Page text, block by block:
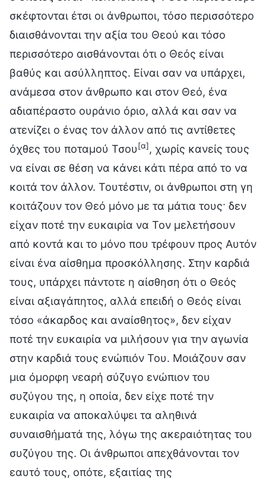
σκέφτονται έτσι οι άνθρωποι, τόσο περισσότερο
διαισθάνονται την αξία του Θεού και τόσο
περισσότερο αισθάνονται ότι ο Θεός είναι
βαθύς και ασύλληπτος. Είναι σαν να υπάρχει,
ανάμεσα στον άνθρωπο και στον Θεό, ένα
αδιαπέραστο ουράνιο όριο, αλλά και σαν να
ατενίζει ο ένας τον άλλον από τις αντίθετες
όχθες του ποταμού Τσου[α], χωρίς κανείς τους
να είναι σε θέση να κάνει κάτι πέρα από το να
κοιτά τον άλλον. Τουτέστιν, οι άνθρωποι στη γη
κοιτάζουν τον Θεό μόνο με τα μάτια τους· δεν
είχαν ποτέ την ευκαιρία να Τον μελετήσουν
από κοντά και το μόνο που τρέφουν προς Αυτόν
είναι ένα αίσθημα προσκόλλησης. Στην καρδιά
τους, υπάρχει πάντοτε η αίσθηση ότι ο Θεός
είναι αξιαγάπητος, αλλά επειδή ο Θεός είναι
τόσο «άκαρδος και αναίσθητος», δεν είχαν
ποτέ την ευκαιρία να μιλήσουν για την αγωνία
στην καρδιά τους ενώπιόν Του. Μοιάζουν σαν
μια όμορφη νεαρή σύζυγο ενώπιον του
συζύγου της, η οποία, δεν είχε ποτέ την
ευκαιρία να αποκαλύψει τα αληθινά
συναισθήματά της, λόγω της ακεραιότητας του
συζύγου της. Οι άνθρωποι απεχθάνονται τον
εαυτό τους, οπότε, εξαιτίας της